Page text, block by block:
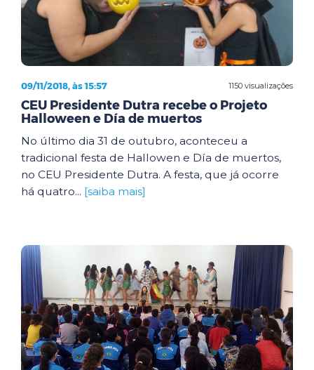
1150 visualizações
09/11/2018, às 15:57
CEU Presidente Dutra recebe o Projeto
Halloween e Día de muertos
No último dia 31 de outubro, aconteceu a
tradicional festa de Hallowen e Día de muertos,
no CEU Presidente Dutra. A festa, que já ocorre
há quatro... [saiba mais]